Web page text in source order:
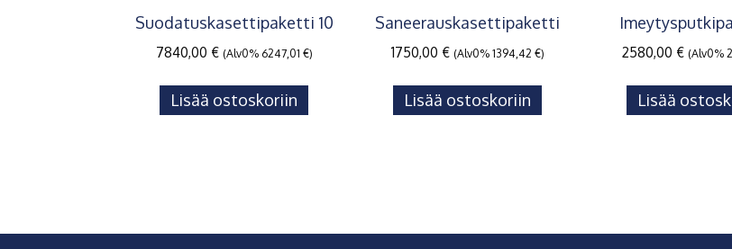
Suodatuskasettipaketti 10
7840,00 € (Alv0% 6247,01 €)
Lisää ostoskoriin
Saneerauskasettipaketti
1750,00 € (Alv0%1394,42 €)
Lisää ostoskoriin
2580,00 € (Alv0%
Lisää